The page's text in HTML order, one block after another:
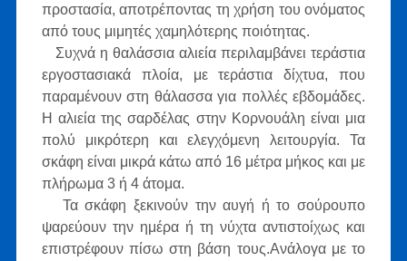
προστασία, αποτρέποντας τη χρήση του ονόματος
από τους μιμητές χαμηλότερης ποιότητας.
Συχνά η θαλάσσια αλιεία περιλαμβάνει τεράστια
εργοστασιακά πλοία, με τεράστια δίχτυα, που
παραμένουν στη θάλασσα για πολλές εβδομάδες.
Η αλιεία της σαρδέλας στην Κορνουάλη είναι μια
πολύ μικρότερη και ελεγχόμενη λειτουργία. Τα
σκάφη είναι μικρά κάτω από 16 μέτρα μήκος και με
πλήρωμα 3 ή 4 άτομα.
Τα σκάφη ξεκινούν την αυγή ή το σούρουπο
ψαρεύουν την ημέρα ή τη νύχτα αντιστοίχως και
επιστρέφουν πίσω στη βάση τους.Ανάλογα με το